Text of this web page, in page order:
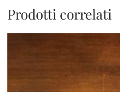
Prodotti correlati